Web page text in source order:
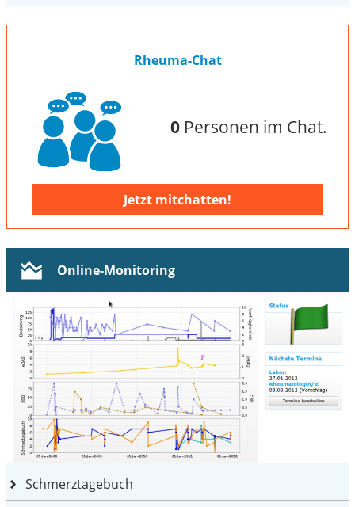
Rheuma-Chat
0Personen im Chat.
Jetzt mitchatten!
Online-Monitoring
Schmerztagebuch